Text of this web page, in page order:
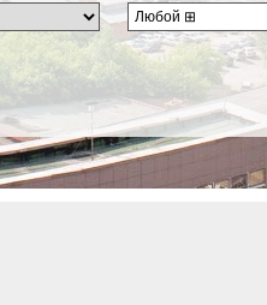
Любой ⊞